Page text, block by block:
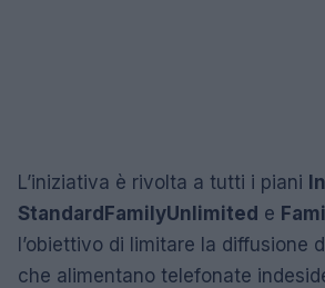
L’iniziativa è rivolta a tutti i piani
Standard FamilyUnlimited e
l’obiettivo di limitare la diffusione
che alimentano telefonate